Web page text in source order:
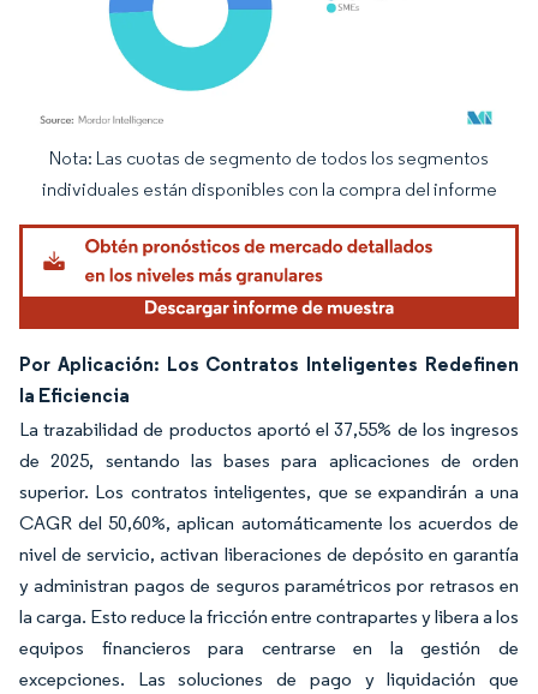
Imagen © Mordor Intelligence. El uso requiere atribución según CC BY 4.0.
Nota: Las cuotas de segmento de todos los segmentos
individuales están disponibles con la compra del informe
Por Aplicación: Los Contratos Inteligentes Redefinen
la Eficiencia
La trazabilidad de productos aportó el 37,55% de los ingresos
de 2025, sentando las bases para aplicaciones de orden
superior. Los contratos inteligentes, que se expandirán a una
CAGR del 50,60%, aplican automáticamente los acuerdos de
nivel de servicio, activan liberaciones de depósito en garantía
y administran pagos de seguros paramétricos por retrasos en
la carga. Esto reduce la fricción entre contrapartes y libera a los
equipos financieros para centrarse en la gestión de
excepciones. Las soluciones de pago y liquidación que